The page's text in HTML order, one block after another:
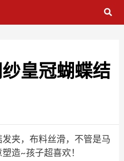
皇冠蝴蝶结
夹，布料丝滑，不管是马
造~孩子超喜欢！